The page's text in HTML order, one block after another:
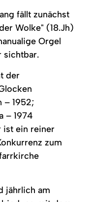
fällt zunächst
Wolke" (18.Jh)
Orgel
sichtbar.
der
– 1952;
– 1974
ist ein reiner
zum
jährlich am